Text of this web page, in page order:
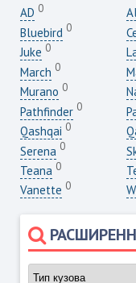
AD 0
Bluebird 0
Juke 0
March 0
Murano 0
Pathfinder 0
Qashqai 0
Serena 0
Teana 0
Vanette 0